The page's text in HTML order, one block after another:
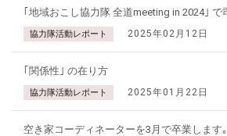
｢地域おこし協力隊 全道meeting in 2024｣ で
協力隊活動レポート 2025年02月12日
｢関係性｣ の在り方
協力隊活動レポート 2025年01月22日
空き家コーディネーターを3月で卒業します